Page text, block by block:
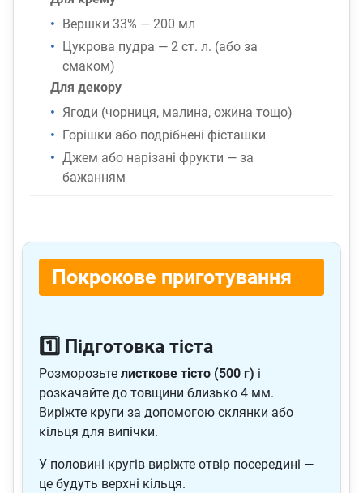
Вершки 33% — 200 мл
Цукрова пудра — 2 ст. л. (або за
смаком)
Для декору
Ягоди (чорниця, малина, ожина тощо)
Горішки або подрібнені фісташки
Джем або нарізані фрукти — за
бажанням
Покрокове приготування
1️⃣ Підготовка тіста
Розморозьте листкове тісто (500 г) і
розкачайте до товщини близько 4 мм.
Виріжте круги за допомогою склянки або
кільця для випічки.
У половині кругів виріжте отвір посередині —
це будуть верхні кільця.